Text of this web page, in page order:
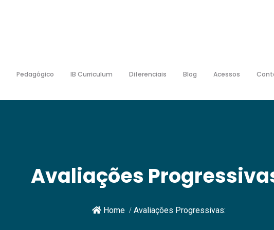
Pedagógico IB Curriculum Diferenciais Blog Acessos
Avaliações
Home Avaliações Progressivas: